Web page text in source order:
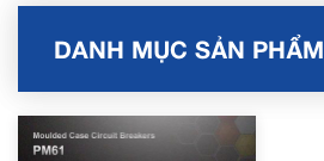
DANH MỤC SẢN PHẨM